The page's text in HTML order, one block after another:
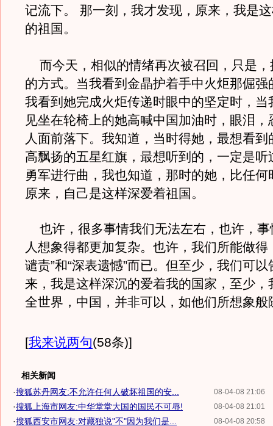
记流下。 那一刻，我才发现，原来，我是
的祖国。
而今天，相似的情绪再次被召回，只是，
的方式。当我看到金晶护着手中火炬那倔强
我看到她完成火炬传递时眼中的坚定时，当
见坐在轮椅上的她高喊中国加油时，眼泪，
人面前落下。我知道，当时得她，最想看到
高飘扬的五星红旗，最想听到的，一定是听
勇军进行曲，我也知道，那时的她，比任何
原来，自己是这样深爱着祖国。
也许，很多事情我们无法左右，也许，事
人想象得都更加复杂。也许，我们所能做得
谴责”和“深表遗憾”而已。但至少，我们可
来，我是这样深沉的爱着我的国家，至少，
全世界，中国，并非可以，如他们所想象
[我来说两句(58条)]
相关新闻
08-04-08 21:06
·搜狐苏丹网友:不允许任何人破坏祖国的安...
08-04-08 21:01
·搜狐上海市网友:中华堂堂大国的国民不可辱!
08-04-08 20:58
·搜狐西安市网友:对藏独说"不"因为我们是...